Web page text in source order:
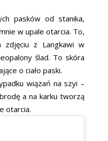
pasków od stanika,
w upale otarcia. To,
zdjęciu z Langkawi w
ślad. To skóra
o ciało paski.
wiązań na szyi –
a na karku tworzą
otarcia.